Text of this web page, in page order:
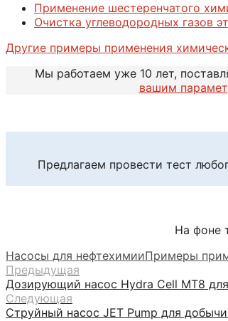
Применение шестеренчатого
Очистка углеводородных газов
Другие примеры применения
Мы работаем уже 10 лет,
вашим
Предлагаем провести тест
На фоне
Насосы для нефтехимииПримеры
Предыдущая
Дозирующий насос Hydra Cell МТ8
Следующая
Струйный насос JET Pump для